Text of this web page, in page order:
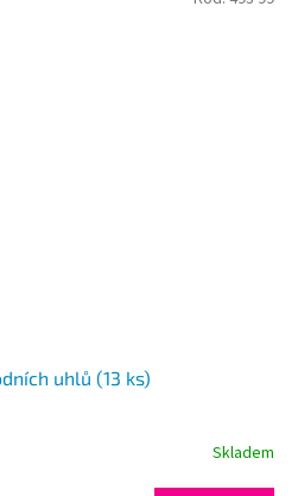
uhlů (13 ks)
Skladem